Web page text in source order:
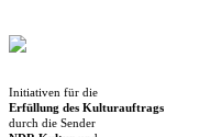
Initiativen für die
Erfüllung des Kulturauftrags
durch die Sender